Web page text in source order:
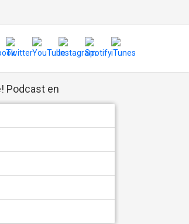
Podcast en